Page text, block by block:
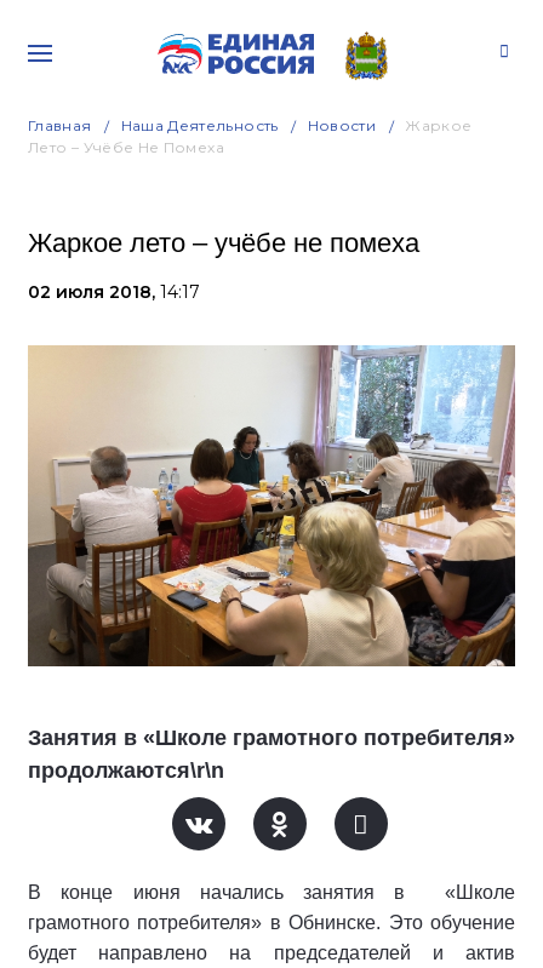
Главная Наша Деятельность Новости
Жаркое
Лето – Учёбе Не Помеха
Жаркое лето – учёбе не помеха
02 июля 2018, 14:17
Занятия в «Школе грамотного потребителя»
продолжаются\r\n
В конце июня начались занятия в «Школе
грамотного потребителя» в Обнинске. Это обучение
будет направлено на председателей и актив